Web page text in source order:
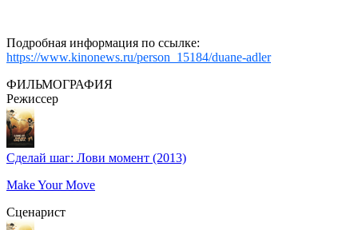
Подробная информация по ссылке:
https://www.kinonews.ru/person_15184/duane-adler
ФИЛЬМОГРАФИЯ
Режиссер
Сделай шаг: Лови момент (2013)
Make Your Move
Сценарист